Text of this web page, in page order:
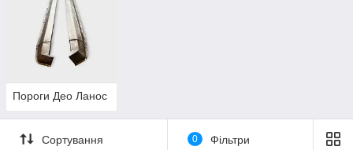
Пороги Део Ланос
Сортування 0 Фільтри